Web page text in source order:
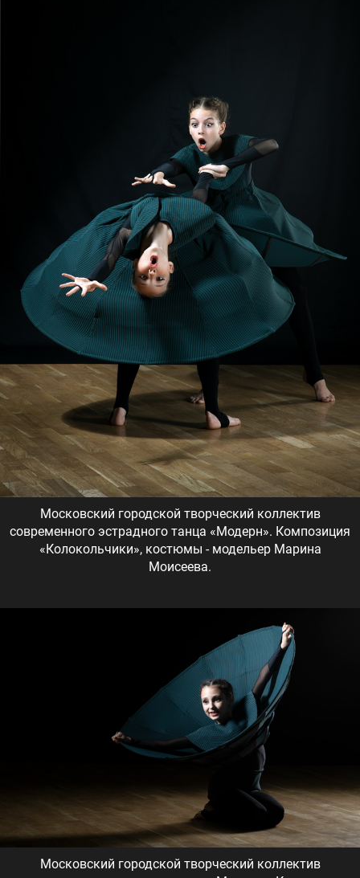
Московский городской творческий коллектив
современного эстрадного танца «Модерн». Композиция
«Колокольчики», костюмы - модельер Марина
Моисеева.
Московский городской творческий коллектив